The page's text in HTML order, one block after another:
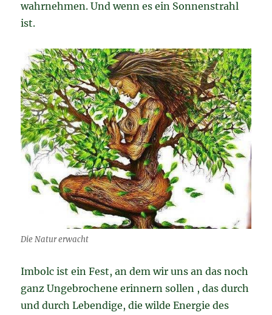
wahrnehmen. Und wenn es ein Sonnenstrahl
ist.
Die Natur erwacht
Imbolc ist ein Fest, an dem wir uns an das noch
ganz Ungebrochene erinnern sollen , das durch
und durch Lebendige, die wilde Energie des